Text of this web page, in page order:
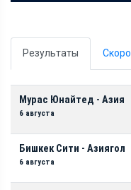
Результаты Скоро
Мурас Юнайтед - Азия
6 августа
Бишкек Сити - Азиягол
6 августа